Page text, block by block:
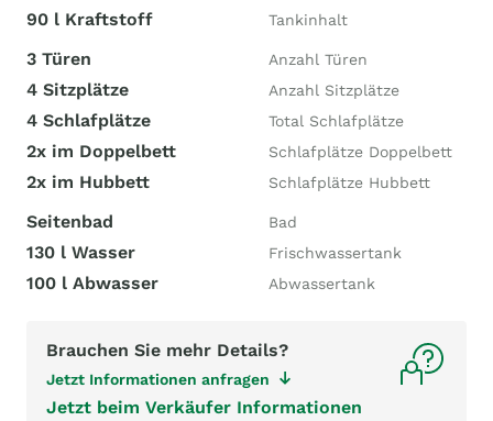
90 l Kraftstoff Tankinhalt
3 Türen Anzahl Türen
4 Sitzplätze Anzahl Sitzplätze
4 Schlafplätze Total Schlafplätze
2x im Doppelbett Schlafplätze Doppelbett
2x im Hubbett Schlafplätze Hubbett
Seitenbad Bad
130 l Wasser Frischwassertank
100 l Abwasser Abwassertank
Brauchen Sie mehr Details?
Jetzt Informationen anfragen
Jetzt beim Verkäufer Informationen